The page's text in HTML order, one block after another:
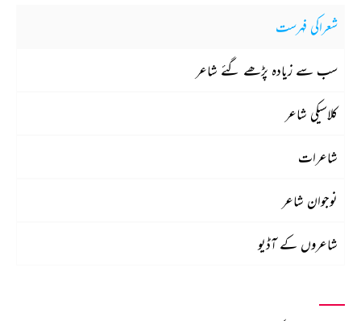
شعراکی فہرست
سب سے زیادہ پڑھے گئے شاعر
کلاسیکی شاعر
شاعرات
نوجوان شاعر
شاعروں کے آڈیو